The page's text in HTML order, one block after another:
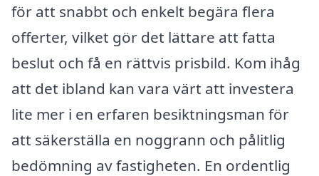
för att snabbt och enkelt begära flera
offerter, vilket gör det lättare att fatta
beslut och få en rättvis prisbild. Kom ihåg
att det ibland kan vara värt att investera
lite mer i en erfaren besiktningsman för
att säkerställa en noggrann och pålitlig
bedömning av fastigheten. En ordentlig